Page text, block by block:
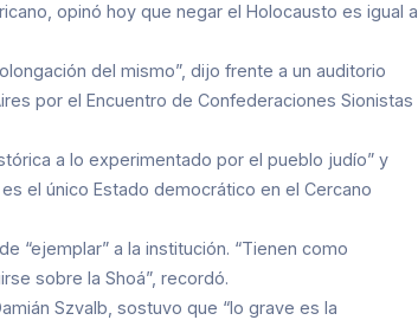
opinó hoy que negar el Holocausto es igual a
del mismo”, dijo frente a un auditorio
por el Encuentro de Confederaciones Sionistas
a lo experimentado por el pueblo judío” y
el único Estado democrático en el Cercano
“ejemplar” a la institución. “Tienen como
sobre la Shoá”, recordó.
Szvalb, sostuvo que “lo grave es la